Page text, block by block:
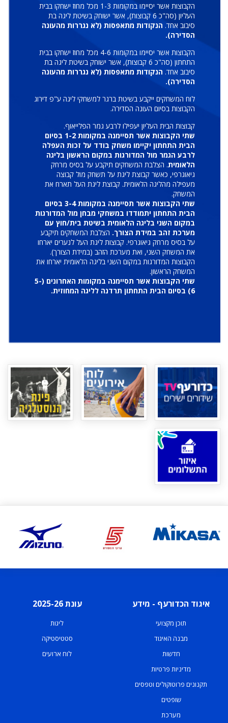
הקבוצות אשר יסיימו במקומות 1-3 מכל מחוז ישחקו בבית
העליון (סה"כ 6 קבוצות), אשר ישוחק בשיטת ליגה בת
סיבוב אחד. הנקודות מתאפסות (לא נגררות מהעונה
הסדירה).
הקבוצות אשר יסיימו במקומות 4-6 מכל מחוז ישחקו בבית
התחתון (סה"כ 6 קבוצות), אשר ישוחק בשיטת ליגה בת
סיבוב אחד. הנקודות מתאפסות (לא נגררות מהעונה
הסדירה).
לוח המשחקים ייקבע בשיטת ברגר למשחקי ליגה ע"פ דירוג
הקבוצות בסיום העונה הסדירה.
קבוצות הבית העליון יעפילו לרבע גמר הפלייאוף.
שתי הקבוצות אשר תסיימנה במקומות 1-2 בסיום
הבית התחתון יקיימו משחק בודד על זכות העפלה
לרבע הגמר מול המדורגות במקום הראשון בליגה
הלאומית. הצלבת המשחקים תיקבע על בסיס מרחק
גיאוגרפי, כאשר קבוצת ליגת על תשחק מול קבוצה
מעפילה מהליגה הלאומית. קבוצת ליגת העל תארח את
המשחק.
שתי הקבוצות אשר תסיימנה במקומות 3-4 בסיום
הבית התחתון יתמודדו במשחקי מבחן מול המדורגות
במקום השני בליגה הלאומית בשיטת בית/חוץ עם
מערכת זהב במידת הצורך. הצלבת המשחקים תיקבע
על בסיס מרחק גיאוגרפי. קבוצות ליגת העל לנערים יארחו
את המשחק השני, ואת מערכת הזהב (במידת הצורך).
הקבוצות המדורגות במקום השני בליגה הלאומית יארחו את
המשחק הראשון.
שתי הקבוצות אשר תסיימנה במקומות האחרונים (5-
6) בסיום הבית התחתון תרדנה לליגה המחוזית.
איגוד הכדורעף - מידע
תוכן מקצועי
מבנה האיגוד
חדשות
מדיניות פרטיות
תקנונים פרוטוקולים וטפסים
שופטים
מערכת
עונת 2025-26
ליגות
סטטיסטיקה
לוח ארועים